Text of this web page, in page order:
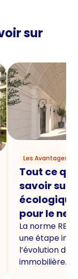
sur
Les Avantages
Tout ce
savoir sur
écologique
pour le
La norme
une étape
l’évolution de
immobilière.